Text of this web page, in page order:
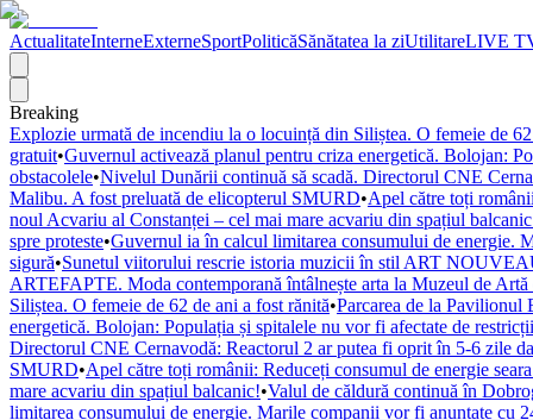
ActualitateInterneExterneSportPoliticăSănătatea la ziUtilitareLIVE
Breaking
Explozie urmată de incendiu la o locuință din Siliștea. O femeie de
gratuit•Guvernul activează planul pentru criza energetică. Bolojan:
obstacolele•Nivelul Dunării continuă să scadă. Directorul CNE
Malibu. A fost preluată de elicopterul SMURD•Apel către toți
noul Acvariu al Constanței – cel mai mare acvariu din spațiul
spre proteste•Guvernul ia în calcul limitarea consumului de energie.
sigură•Sunetul viitorului rescrie istoria muzicii în stil ART
ARTEFAPTE. Moda contemporană întâlnește arta la Muzeul de Artă
Siliștea. O femeie de 62 de ani a fost rănită•Parcarea de la Pavilionul
energetică. Bolojan: Populația și spitalele nu vor fi afectate de restricții
Directorul CNE Cernavodă: Reactorul 2 ar putea fi oprit în 5-6 zile
SMURD•Apel către toți românii: Reduceți consumul de energie
mare acvariu din spațiul balcanic!•Valul de căldură continuă în
limitarea consumului de energie. Marile companii vor fi anunțate cu